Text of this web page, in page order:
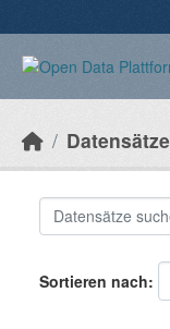
Datensätze
Sortieren nach